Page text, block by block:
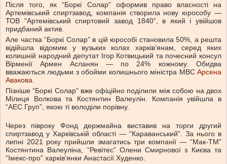
Після того, як “Боркі Солар” оформив право власності на
Артемівський спиртзавод, компанія створила нову юрособу —
ТОВ “Артемівський спиртовий завод 1840”, в який і увійшов
придбаний актив.
Але частка “Боркі Солар” в цій юрособі становила 50%, а решта
відійшла відомим у вузьких колах харків’янам, серед яких
колишній народний депутат Ігор Котвицький та почесний консул
Вірменії Армен Асланян — по 24% кожному. Обидва
вважаються людьми з обойми колишнього міністра МВС Арсена
Авакова.
Пізніше “Боркі Солар” вже офіційно поділили між собою на двох
Мілиця Волкова та Костянтин Валеулін. Компанія увійшла в
“АЕС Груп”, якою ті володіли порівну.
Через півроку Фонд держмайна виставив на торги другий
спиртзавод у Харківській області — “Караванський”. За нього в
липні 2021 року прийшли змагатись три компанії — “Мак-ТМ”
Костянтина Валеуліна, “Ревітес” Олени Смирнової з Києва та
“Імекс-про” харків'янки Анастасії Худенко.